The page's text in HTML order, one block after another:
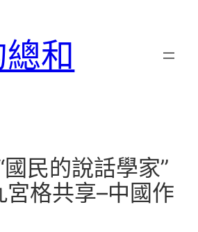
和
國民的說話學家”
宮格共享–中國作